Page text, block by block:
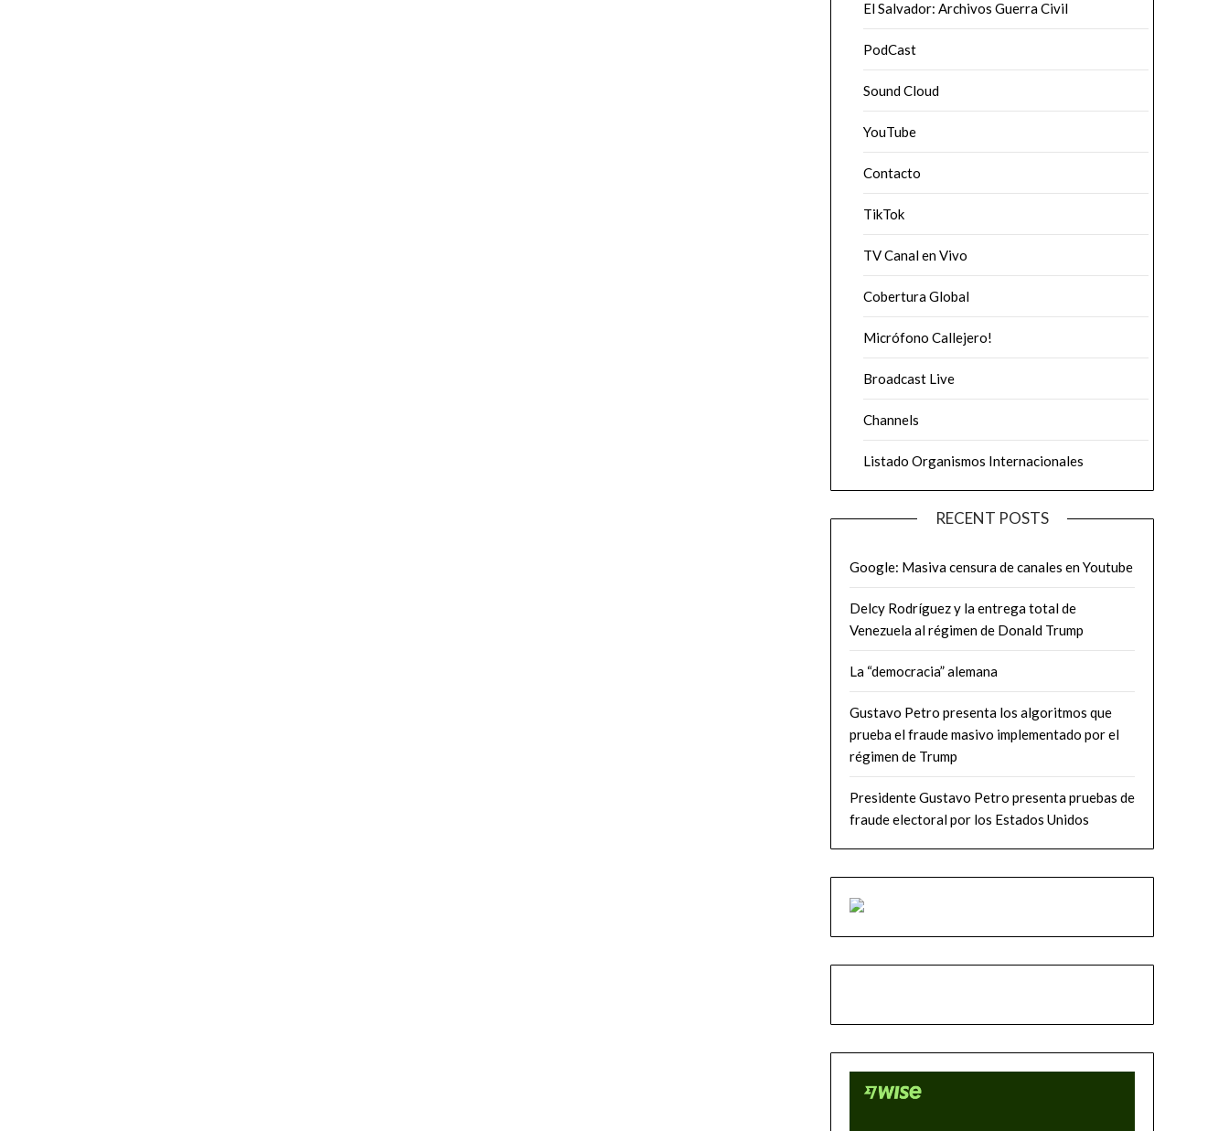
El Salvador: Archivos Guerra Civil
PodCast
Sound Cloud
YouTube
Contacto
TikTok
TV Canal en Vivo
Cobertura Global
Micrófono Callejero!
Broadcast Live
Channels
Listado Organismos Internacionales
RECENT POSTS
Google: Masiva censura de canales en Youtube
Delcy Rodríguez y la entrega total de
Venezuela al régimen de Donald Trump
La “democracia” alemana
Gustavo Petro presenta los algoritmos que
prueba el fraude masivo implementado por el
régimen de Trump
Presidente Gustavo Petro presenta pruebas de
fraude electoral por los Estados Unidos